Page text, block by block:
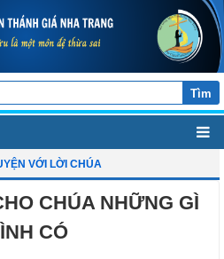
Tìm
VỚI LỜI CHÚA
CHÚA NHỮNG GÌ
CÓ